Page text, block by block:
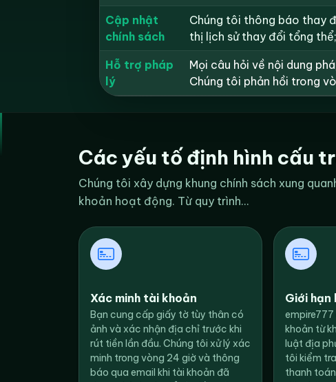
Cập nhật
chính sách
Chúng tôi thông báo thay
thị lịch sử thay đổi tổng
Hỗ trợ pháp
lý
Mọi câu hỏi về nội dung
Chúng tôi phản hồi trong
Các yếu tố định hình cấu
Chúng tôi xây dựng khung chính sách xung
khoản hoạt động. Từ quy trình...
Xác minh tài khoản
Bạn cung cấp giấy tờ tùy thân có
ảnh và xác nhận địa chỉ trước khi
rút tiền lần đầu. Chúng tôi xử lý xác
minh trong vòng 24 giờ và thông
báo qua email khi tài khoản đã
Giới hạn
khoản từ
luật địa
tôi kiểm
thanh